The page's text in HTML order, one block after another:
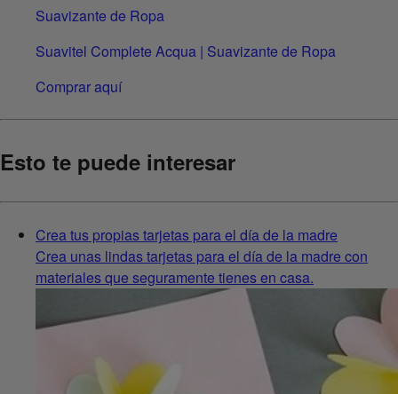
Suavizante de Ropa
Suavitel Complete Acqua | Suavizante de Ropa
Comprar aquí
Esto te puede interesar
Crea tus propias tarjetas para el día de la madre
Crea unas lindas tarjetas para el día de la madre con
materiales que seguramente tienes en casa.